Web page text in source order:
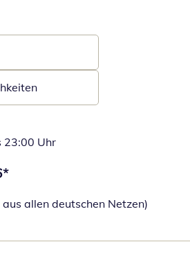
23:00 Uhr
*
allen deutschen Netzen)